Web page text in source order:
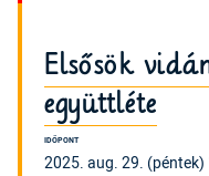
Elsősök
együttléte
IDŐPONT
2025. aug. 29.